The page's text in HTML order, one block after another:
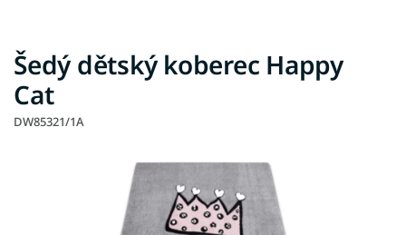
Šedý dětský koberec Happy
Cat
DW85321/1A